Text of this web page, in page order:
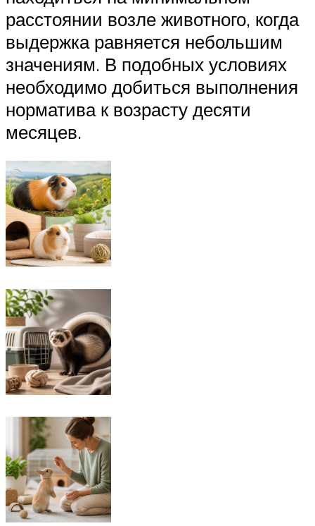
расстоянии возле животного, когда
выдержка равняется небольшим
значениям. В подобных условиях
необходимо добиться выполнения
норматива к возрасту десяти
месяцев.